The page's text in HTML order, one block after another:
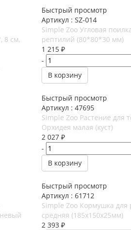
8 см,
Быстрый просмотр
Артикул : SZ-014
Simple Zoo Угловая
рептилий (80*80*30 мм)
1 215 ₽
-
В корзину
Быстрый просмотр
Артикул : 47695
Simple Zoo Растение для
Орхидея малая (куст)
2 027 ₽
-
В корзину
Быстрый просмотр
Артикул : 61712
Simple Zoo Кормушка для
средняя (185х150х25мм)
2 393 ₽